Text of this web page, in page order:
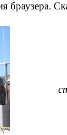
браузера.